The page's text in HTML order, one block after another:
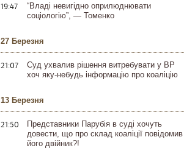
19:47
“Владі невигідно оприлюднювати
соціологію”, — Томенко
27 Березня
21:07
Суд ухвалив рішення витребувати у ВР
хоч яку-небудь інформацію про коаліцію
13 Березня
21:50
Представники Парубія в суді хочуть
довести, що про склад коаліції повідомив
його двійник?!